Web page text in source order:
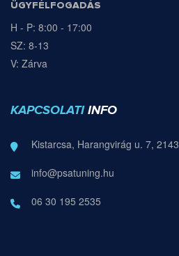
ÜGYFÉLFOGADÁS
H - P: 8:00 - 17:00
SZ: 8-13
V: Zárva
KAPCSOLATI INFO
Kistarcsa, Harangvirág u. 7, 2143
info@psatuning.hu
06 30 195 2535